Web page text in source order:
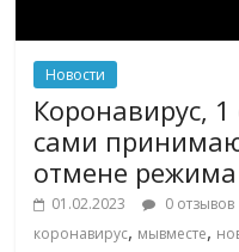
Новости
Коронавирус,
сами
отмене
01.02.2023 0 отзывов
коронавирус, мывместе,